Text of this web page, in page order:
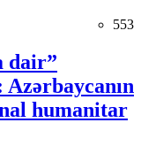
553
dair”
humanitar